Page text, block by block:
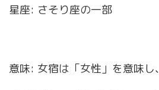
星座: さそり座の一部
意味: 女宿は「女性」を意味し、